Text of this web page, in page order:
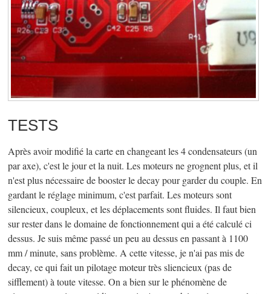
TESTS
Après avoir modifié la carte en changeant les 4 condensateurs (un
par axe), c'est le jour et la nuit. Les moteurs ne grognent plus, et il
n'est plus nécessaire de booster le decay pour garder du couple. En
gardant le réglage minimum, c'est parfait. Les moteurs sont
silencieux, coupleux, et les déplacements sont fluides. Il faut bien
sur rester dans le domaine de fonctionnement qui a été calculé ci
dessus. Je suis même passé un peu au dessus en passant à 1100
mm / minute, sans problème. A cette vitesse, je n'ai pas mis de
decay, ce qui fait un pilotage moteur très sliencieux (pas de
sifflement) à toute vitesse. On a bien sur le phénomène de